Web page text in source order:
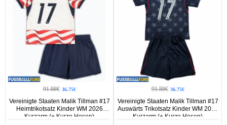
91.88€ 36.75€
Vereinigte Staaten Malik Tillman #17
Heimtrikotsatz Kinder WM 2026
Kurzarm (+ Kurze Hosen)
91.88€ 36.75€
Vereinigte Staaten Malik Tillman #17
Auswärts Trikotsatz Kinder WM 2026
Kurzarm (+ Kurze Hosen)